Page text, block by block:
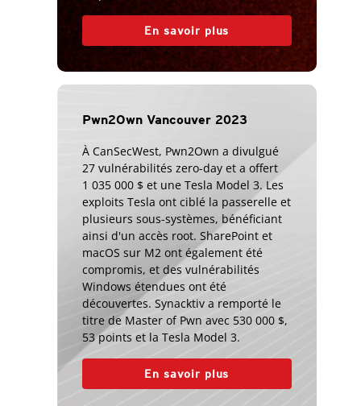
En savoir plus
Pwn2Own Vancouver 2023
À CanSecWest, Pwn2Own a divulgué
27 vulnérabilités zero-day et a offert
1 035 000 $ et une Tesla Model 3. Les
exploits Tesla ont ciblé la passerelle et
plusieurs sous-systèmes, bénéficiant
ainsi d'un accès root. SharePoint et
macOS sur M2 ont également été
compromis, et des vulnérabilités
Windows étendues ont été
découvertes. Synacktiv a remporté le
titre de Master of Pwn avec 530 000 $,
53 points et la Tesla Model 3.
En savoir plus